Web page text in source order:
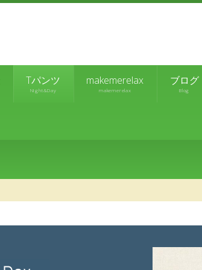
Tパンツ
NIght&Day
makemerelax
makemerelax
ブログ
Blog